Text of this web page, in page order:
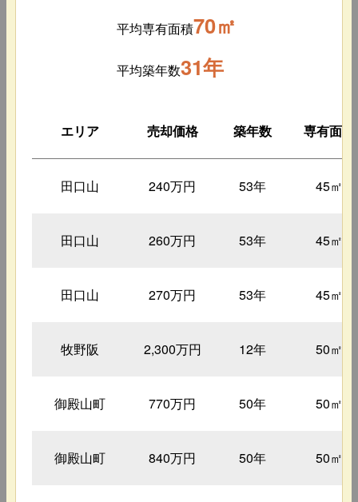
平均専有面積70㎡
平均築年数31年
エリア 売却価格 築年数 専有面積
田口山 240万円 53年 45㎡
田口山 260万円 53年 45㎡
田口山 270万円 53年 45㎡
牧野阪 2,300万円 12年 50㎡
御殿山町 770万円 50年 50㎡
御殿山町 840万円 50年 50㎡